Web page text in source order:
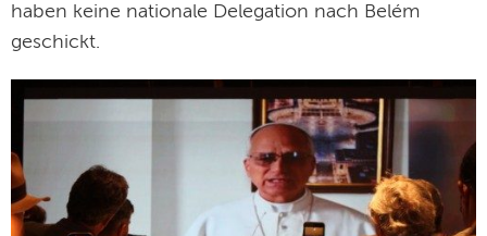
haben keine nationale Delegation nach Belém
geschickt.